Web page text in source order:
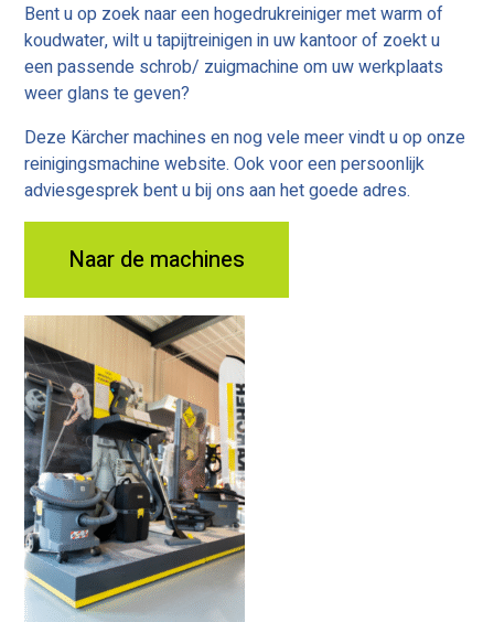
Bent u op zoek naar een hogedrukreiniger met warm of
koudwater, wilt u tapijtreinigen in uw kantoor of zoekt u
een passende schrob/ zuigmachine om uw werkplaats
weer glans te geven?
Deze Kärcher machines en nog vele meer vindt u op onze
reinigingsmachine website. Ook voor een persoonlijk
adviesgesprek bent u bij ons aan het goede adres.
Naar de machines